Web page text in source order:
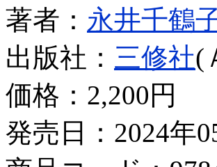
著者： 永井千鶴
出版社： 三修社(
価格： 2,200円
発売日：2024年